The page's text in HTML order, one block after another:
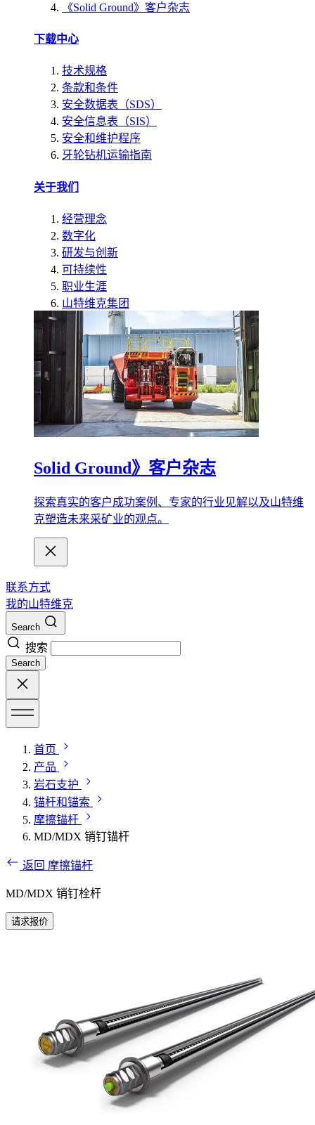
《Solid Ground》客户杂志
下载中心
技术规格
条款和条件
安全数据表（SDS）
安全信息表（SIS）
安全和维护程序
牙轮钻机运输指南
关于我们
经营理念
数字化
研发与创新
可持续性
职业生涯
山特维克集团
Solid Ground》客户杂志
探索真实的客户成功案例、专家的行业见解以及山特维
克塑造未来采矿业的观点。
联系方式
我的山特维克
Search
搜索
Search
首页
产品
岩石支护
锚杆和锚索
摩擦锚杆
MD/MDX 销钉锚杆
返回 摩擦锚杆
MD/MDX 销钉栓杆
请求报价